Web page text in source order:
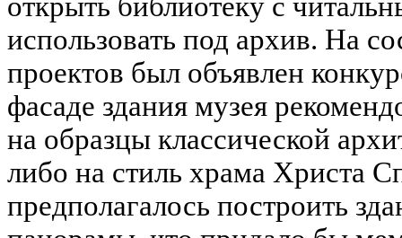
использовать под архив. На
проектов был объявлен
фасаде здания музея
на образцы классической
либо на стиль храма Христа
предполагалось построить